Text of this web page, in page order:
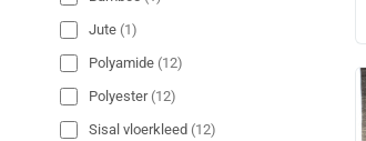
Jute (1)
Polyamide (12)
Polyester (12)
Sisal vloerkleed (12)